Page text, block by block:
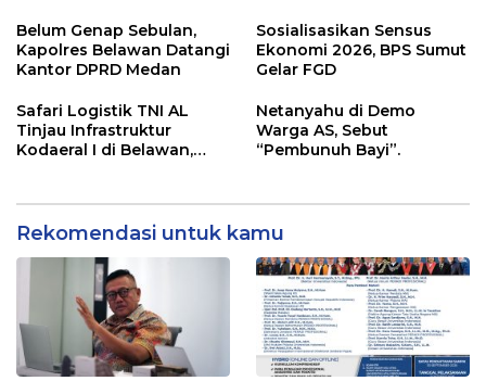
Persen
Belum Genap Sebulan,
Kapolres Belawan Datangi
Kantor DPRD Medan
Sosialisasikan Sensus
Ekonomi 2026, BPS Sumut
Gelar FGD
Safari Logistik TNI AL
Tinjau Infrastruktur
Kodaeral I di Belawan,
Netanyahu di Demo
Warga AS, Sebut
“Pembunuh Bayi”.
Rekomendasi untuk kamu